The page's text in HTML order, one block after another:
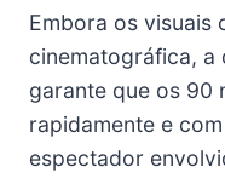
Embora os visuais
cinematográfica, a
garante que os 90
rapidamente e
espectador